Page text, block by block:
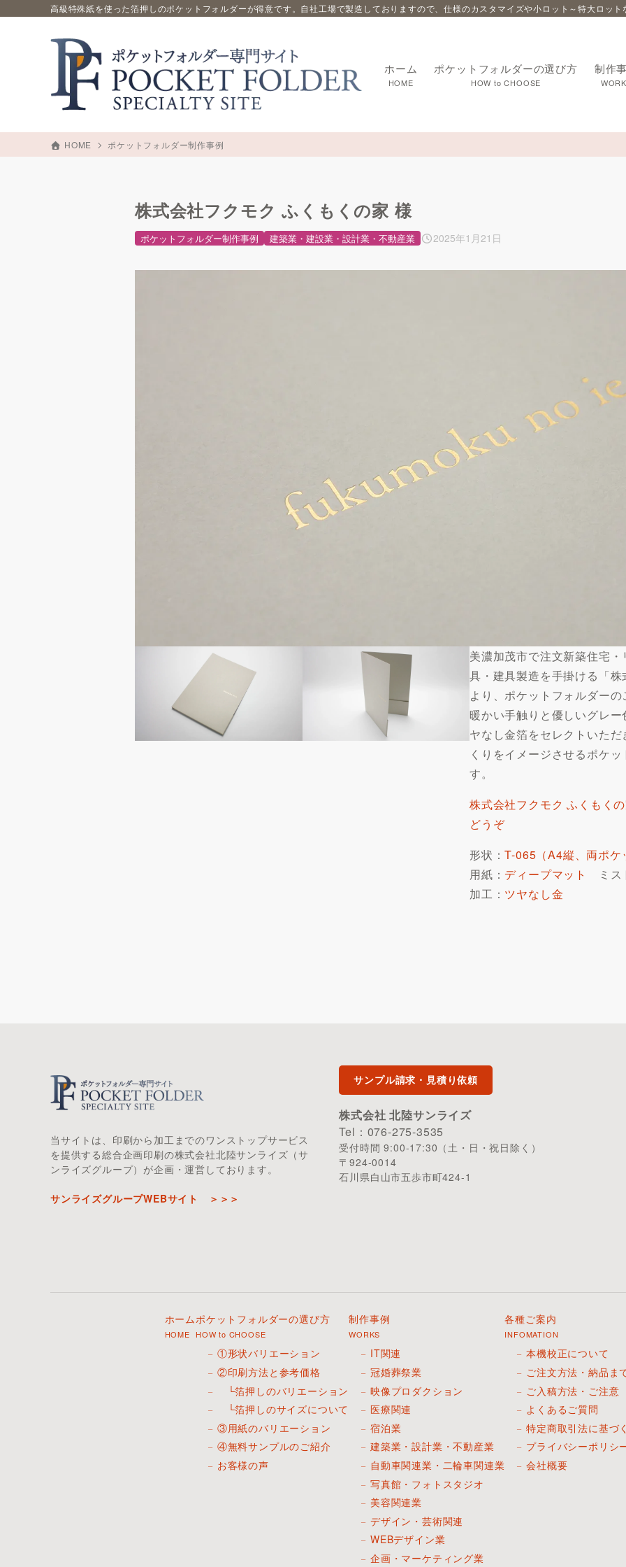
高級特殊紙を使った箔押しのポケットフォルダーが得意です。自社工場で製造しておりますので、仕様のカスタマイズや小ロット～特大ロッ
ホーム
HOME
ポケットフォルダーの選び方
HOW to CHOOSE
制作
HOME ポケットフォルダー制作事例
株式会社フクモク ふくもくの家 様
2025年1月21日
ポケットフォルダー制作事例 建築業・建設業・設計業・不動産業
美濃加茂市で注文新築住宅
具・建具製造を手掛ける「
より、ポケットフォルダー
暖かい手触りと優しいグレ
ヤなし金箔をセレクトいた
くりをイメージさせるポケ
す。
株式会社フクモク ふくもく
どうぞ
形状：T-065（A4縦、両ポケ
用紙： ディープマット
ミス
加工： ツヤなし金
当サイトは、印刷から加工までのワンストップサービス
を提供する総合企画印刷の株式会社北陸サンライズ（サ
ンライズグループ）が企画・運営しております。
サンライズグループWEBサイト ＞＞＞
サンプル請求・見積り依頼
株式会社 北陸サンライズ
Tel：076-275-3535
受付時間 9:00-17:30（土・日・祝日除く）
〒924-0014
石川県白山市五歩市町424-1
ホーム
HOME
ポケットフォルダーの選び方
HOW to CHOOSE
①形状バリエーション
②印刷方法と参考価格
└箔押しのバリエーション
└箔押しのサイズについて
③用紙のバリエーション
④無料サンプルのご紹介
お客様の声
制作事例
WORKS
IT関連
冠婚葬祭業
映像プロダクション
医療関連
宿泊業
建築業・設計業・不動産業
自動車関連業・二輪車関連業
写真館・フォトスタジオ
美容関連業
デザイン・芸術関連
WEBデザイン業
企画・マーケティング業
各種ご案内
INFOMATION
本機校正について
ご注文方法・納品ま
ご入稿方法・ご注意
よくあるご質問
特定商取引法に基づ
プライバシーポリシ
会社概要